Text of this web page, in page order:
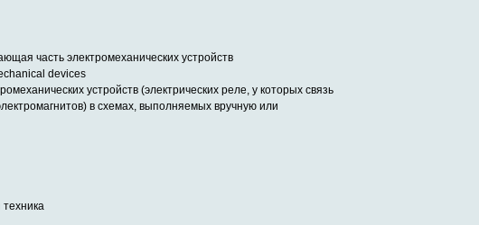
часть электромеханических устройств
devices
устройств (электрических реле, у которых связь
в схемах, выполняемых вручную или